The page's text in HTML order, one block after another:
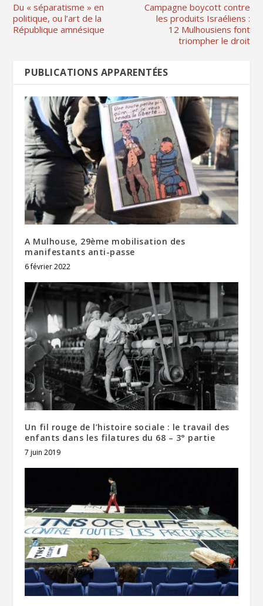
Du « séparatisme » en
politique, ou l’art de la
République amnésique
Campagne boycott contre
les produits Israéliens :
12 Mulhousiens font
triompher le droit
PUBLICATIONS APPARENTÉES
A Mulhouse, 29ème mobilisation des
manifestants anti-passe
6 février 2022
Un fil rouge de l’histoire sociale : le travail des
enfants dans les filatures du 68 – 3° partie
7 juin 2019